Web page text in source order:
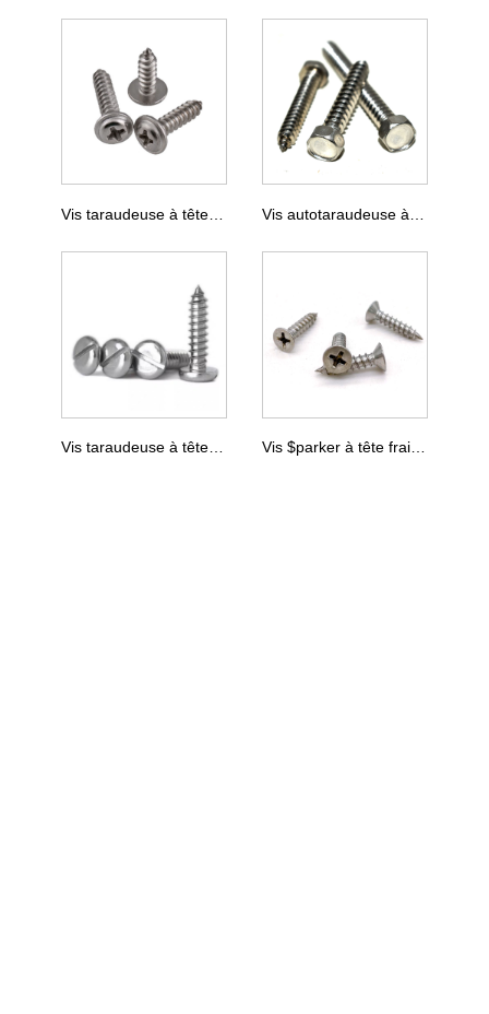
Vis taraudeuse à tête cylindrique à empreinte cruciforme DIN 968
Vis taraudeuse à tête cylindrique DIN 7971 Vis $parker à tête fraisée enfoncée par croix DIN 7982